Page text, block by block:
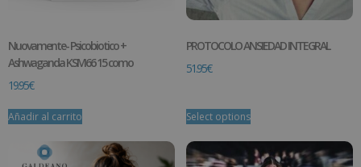
Nuovamente- Psicobiotico +
Ashwaganda KSM66 15 como
19.95€
Añadir al carrito
PROTOCOLO ANSIEDAD INTEGRAL
51.95€
Select options